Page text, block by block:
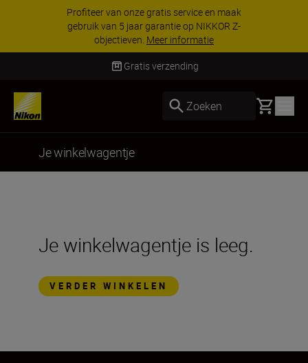
Profiteer van onze gratis service en maak
gebruik van 5 jaar garantie op NIKKOR Z-
objectieven. Meer informatie
Gratis verzending
Zoeken Basket
Je winkelwagentje
Je winkelwagentje is leeg.
VERDER WINKELEN